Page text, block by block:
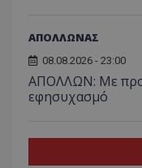
ΑΠΟΛΛΩΝΑΣ
08.08.2026 - 23:00
ΑΠΟΛΛΩΝ: Με
εφησυχασμό